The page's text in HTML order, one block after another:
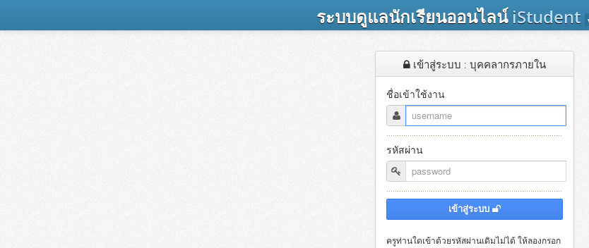
ระบบดูแลนักเรียนออนไลน์iStudent
เข้าสู่ระบบ : บุคคลากรภายใน
ชื่อเข้าใช้งาน
รหัสผ่าน
เข้าสู่ระบบ
ครูท่านใดเข้าด้วยรหัสผ่านเดิมไม่ได้ ให้ลองกรอก